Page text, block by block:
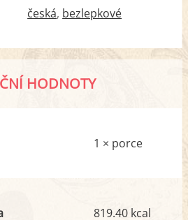
česká bezlepkové
HODNOTY
1 × porce
819.40 kcal